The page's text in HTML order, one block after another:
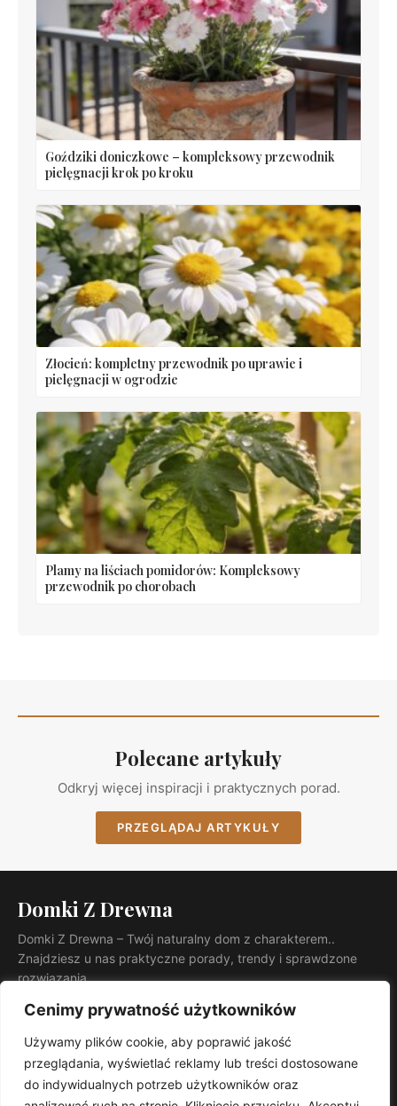
Cenimy prywatność użytkowników
Używamy plików cookie, aby poprawić jakość
przeglądania, wyświetlać reklamy lub treści dostosowane
do indywidualnych potrzeb użytkowników oraz
Goździki doniczkowe – kompleksowy przewodnik
pielęgnacji krok po kroku
Złocień: kompletny przewodnik po uprawie i
pielęgnacji w ogrodzie
Plamy na liściach pomidorów: Kompleksowy
przewodnik po chorobach
Polecane artykuły
Odkryj więcej inspiracji i praktycznych porad.
PRZEGLĄDAJ ARTYKUŁY
Domki Z Drewna
Domki Z Drewna – Twój naturalny dom z charakterem..
Znajdziesz u nas praktyczne porady, trendy i sprawdzone
rozwiązania.
INFORMACJE
Kontakt
Mapa witryny